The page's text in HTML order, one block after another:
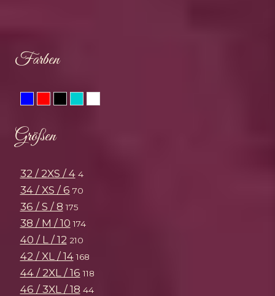
Farben
Größen
32 / 2XS / 4 4
34 / XS / 6 70
36 / S / 8 175
38 / M / 10 174
40 / L / 12 210
42 / XL / 14 168
44 / 2XL / 16 118
46 / 3XL / 18 44